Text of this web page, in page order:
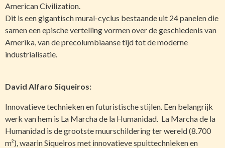
American Civilization.
Dit is een gigantisch mural-cyclus bestaande uit 24 panelen die
samen een epische vertelling vormen over de geschiedenis van
Amerika, van de precolumbiaanse tijd tot de moderne
industrialisatie.
David Alfaro Siqueiros:
Innovatieve technieken en futuristische stijlen. Een belangrijk
werk van hem is La Marcha de la Humanidad. La Marcha de la
Humanidad is de grootste muurschildering ter wereld (8.700
m²), waarin Siqueiros met innovatieve spuittechnieken en